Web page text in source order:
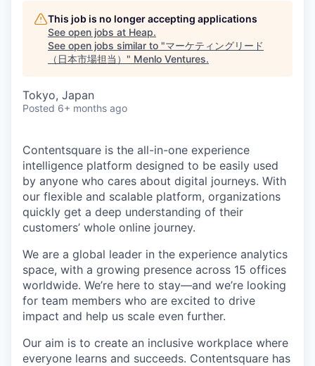
This job is no longer accepting applications
See open jobs at Heap.
See open jobs similar to "マーケティングリード
（日本市場担当） " Menlo Ventures.
Tokyo, Japan
Posted 6+ months ago
Contentsquare is the all-in-one experience
intelligence platform designed to be easily used
by anyone who cares about digital journeys. With
our flexible and scalable platform, organizations
quickly get a deep understanding of their
customers’ whole online journey.
We are a global leader in the experience analytics
space, with a growing presence across 15 offices
worldwide. We’re here to stay—and we’re looking
for team members who are excited to drive
impact and help us scale even further.
Our aim is to create an inclusive workplace where
everyone learns and succeeds. Contentsquare has